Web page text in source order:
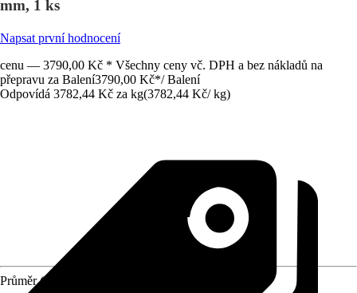
mm, 1 ks
Napsat první hodnocení
cenu — 3790,00 Kč * Všechny ceny vč. DPH a bez nákladů na
přepravu za Balení3790,00 Kč*/ Balení
Odpovídá 3782,44 Kč za kg(3782,44 Kč/ kg)
Průměr (od - do)